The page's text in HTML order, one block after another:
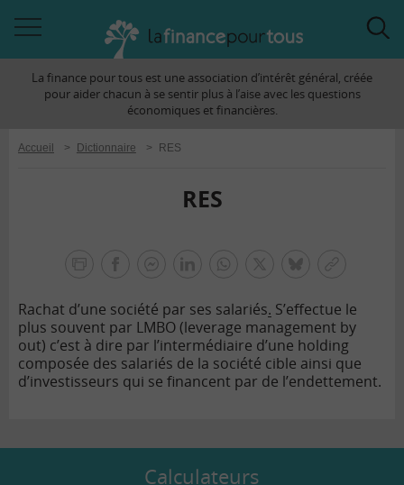
àLa finance pour tous est une association d’intérêt général, créée
pour aider chacun à se sentir plus à l’aise avec les questions
économiques et financières.
Accueil > Dictionnaire > RES
RES
lien
Rachat d’une société par ses salariés. S’effectue le
plus souvent par LMBO (leverage management by
out) c’est à dire par l’intermédiaire d’une holding
composée des salariés de la société cible ainsi que
d’investisseurs qui se financent par de l’endettement.
Calculateurs